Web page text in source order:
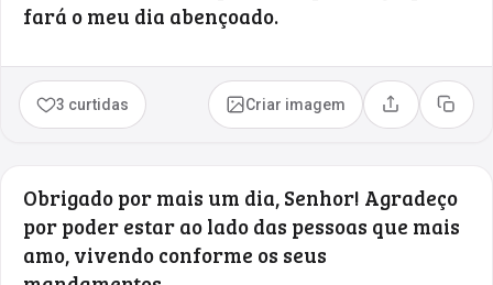
fará o meu dia abençoado.
3 curtidas Criar imagem Compartilhar
Copiar
Obrigado por mais um dia, Senhor! Agradeço
por poder estar ao lado das pessoas que mais
amo, vivendo conforme os seus